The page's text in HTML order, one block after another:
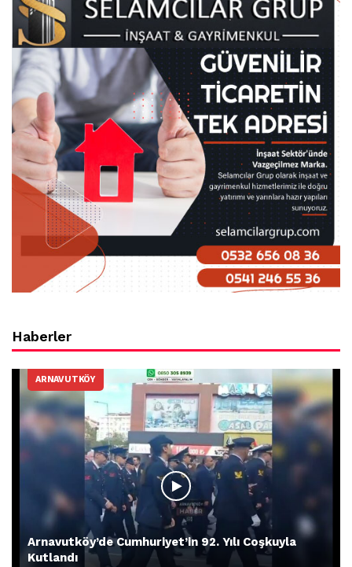
Haberler
ARNAVUTKÖY
Arnavutköy’de Cumhuriyet’in 92. Yılı Coşkuyla
Kutlandı